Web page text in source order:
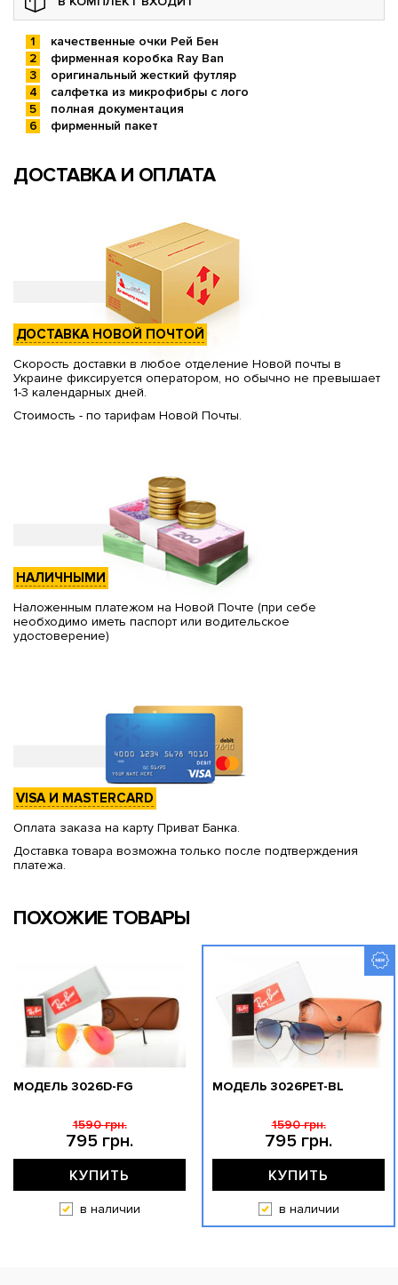
качественные очки Рей Бен
фирменная коробка Ray Ban
оригинальный жесткий футляр
салфетка из микрофибры с лого
полная документация
фирменный пакет
ДОСТАВКА И ОПЛАТА
ДОСТАВКА НОВОЙ ПОЧТОЙ
Скорость доставки в любое отделение Новой почты в
Украине фиксируется оператором, но обычно не превышает
1-3 календарных дней.
Стоимость - по тарифам Новой Почты.
НАЛИЧНЫМИ
Наложенным платежом на Новой Почте (при себе
необходимо иметь паспорт или водительское
удостоверение)
VISA И MASTERCARD
Оплата заказа на карту Приват Банка.
Доставка товара возможна только после подтверждения
платежа.
ПОХОЖИЕ ТОВАРЫ
МОДЕЛЬ 3026D-FG
795 грн.
1590 грн.
КУПИТЬ
в наличии
МОДЕЛЬ 3026PET-BL
795 грн.
1590 грн.
КУПИТЬ
в наличии